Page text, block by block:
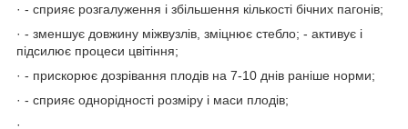
· - сприяє розгалуження і збільшення кількості бічних пагонів;
· - зменшує довжину міжвузлів, зміцнює стебло; - активує і
підсилює процеси цвітіння;
· - прискорює дозрівання плодів на 7-10 днів раніше норми;
· - сприяє однорідності розміру і маси плодів;
·